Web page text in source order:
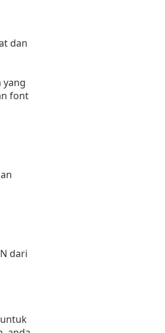
dan
yang
font
dari